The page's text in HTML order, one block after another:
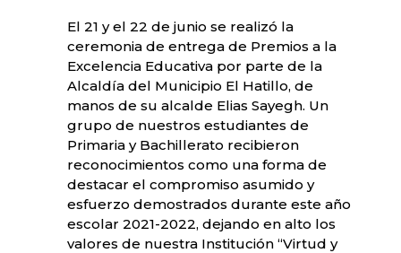
El 21 y el 22 de junio se realizó la
ceremonia de entrega de Premios a la
Excelencia Educativa por parte de la
Alcaldía del Municipio El Hatillo, de
manos de su alcalde Elias Sayegh. Un
grupo de nuestros estudiantes de
Primaria y Bachillerato recibieron
reconocimientos como una forma de
destacar el compromiso asumido y
esfuerzo demostrados durante este año
escolar 2021-2022, dejando en alto los
valores de nuestra Institución “Virtud y